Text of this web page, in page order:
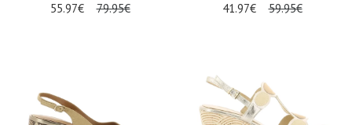
55.97€ 79.95€ 41.97€ 59.95€